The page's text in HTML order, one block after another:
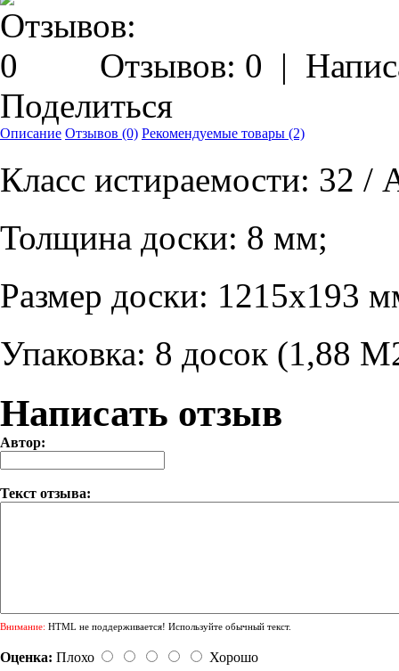
Отзывов: 0 |
Поделиться
Описание Отзывов (0) Рекомендуемые товары (2)
Класс истираемости: 32 /
Толщина доски: 8 мм;
Размер доски: 1215х193
Упаковка: 8 досок (1,88
Написать отзыв
Автор:
Текст отзыва:
Внимание: HTML не поддерживается! Используйте обычный текст.
Оценка: Плохо Хорошо